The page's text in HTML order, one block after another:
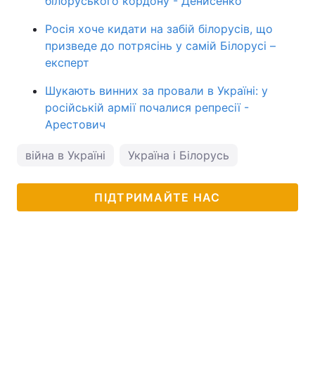
Росія хоче кидати на забій білорусів, що
призведе до потрясінь у самій Білорусі –
експерт
Шукають винних за провали в Україні: у
російській армії почалися репресії -
Арестович
війна в Україні Україна і Білорусь
ПІДТРИМАЙТЕ НАС